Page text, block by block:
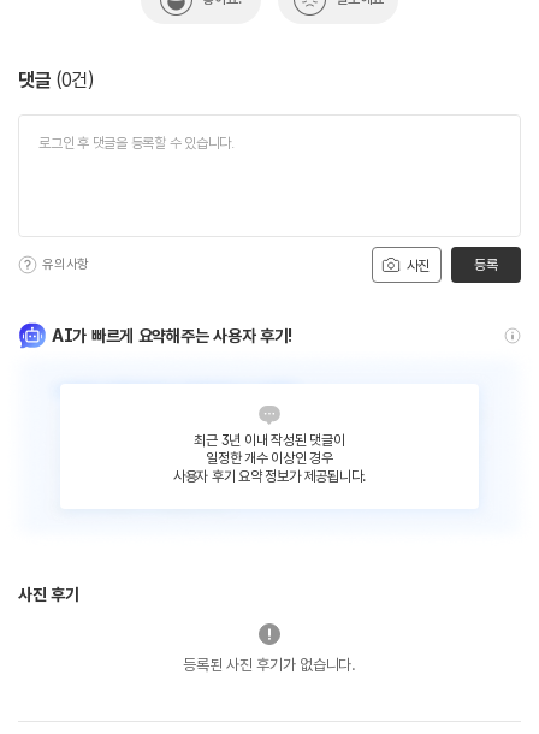
댓글 (0건)
사진
유의사항 등록
AI가 빠르게 요약해주는 사용자 후기!
최근 3년 이내 작성된 댓글이
일정한 개수 이상인 경우
사용자 후기 요약 정보가 제공됩니다.
사진 후기
등록된 사진 후기가 없습니다.